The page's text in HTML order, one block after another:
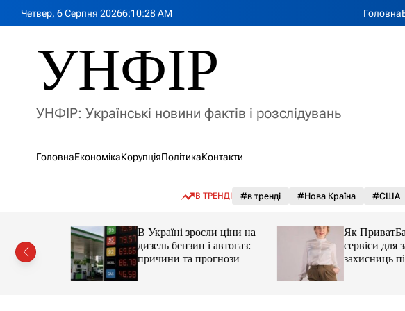
Четвер, 6 Серпня 20266:10:30AM Головна
УНФІР
УНФІР: Українські новини фактів і розслідувань
ГоловнаЕкономікаКорупціяПолітикаКонтакти
В ТРЕНДІ #в тренді #Нова Країна #США
В Україні зросли ціни на
дизель бензин і автогаз:
причини та прогнози
Як ПриватБанк
сервіси для
захисниць